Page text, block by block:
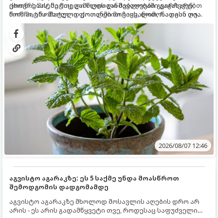
ცხოვრებას, მეტიც, გამოცდილი მებაღეები გვირჩევენ,
რომ პიტნა მხოლოდ ქოთანში მოვიყვანოთ, რადგან ღია
გრუნტში (ბაღში) დარგვისას ის ფესვებით ძალიან
სწრაფად ვრცელდება და სხვა მცენარეებს ავიწროებს.
ქოთნის პიტნა მთელი წლის განმავლობაში გაგახარებთ
ნორჩი, არომატული ფოთლებით ჩაის, ლიმონათისა თუ
კერძებისთვის.
2026/08/07 12:46
აგვისტო აგარაკზე: ეს 5 საქმე უნდა მოასწროთ
შემოდგომის დადგომამდე
აგვისტო აგარაკზე მხოლოდ მოსავლის აღების დრო არ
არის - ეს არის გადამწყვეტი თვე, როდესაც საფუძველი